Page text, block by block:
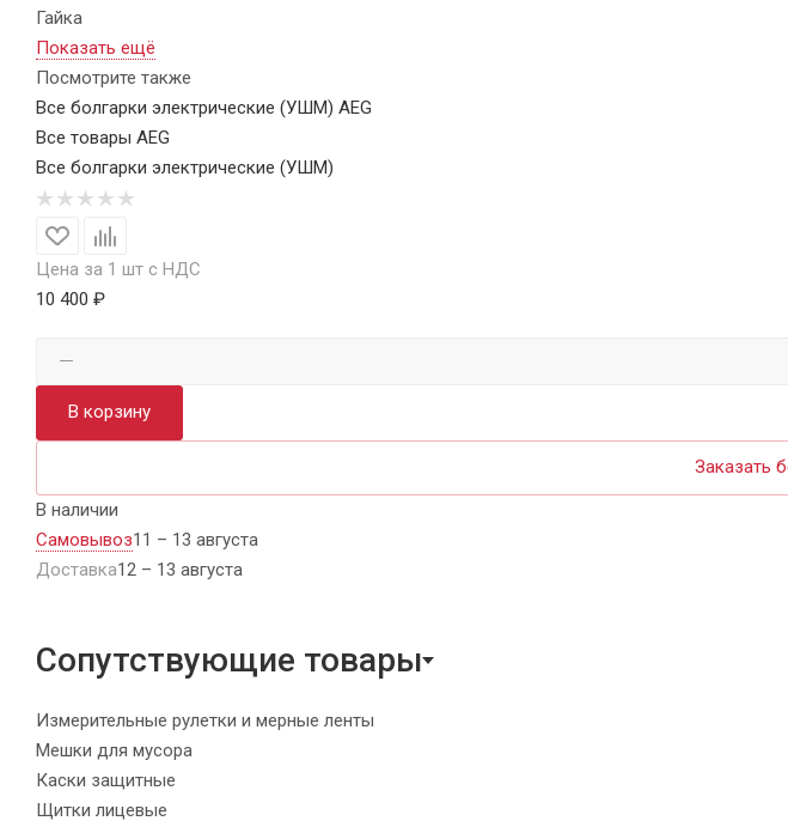
Гайка
Показать ещё
Посмотрите также
Все болгарки электрические (УШМ) AEG
Все товары AEG
Все болгарки электрические (УШМ)
Цена за 1 шт с НДС
10 400 ₽
В корзину
Заказать
В наличии
Самовывоз11 – 13 августа
Доставка12 – 13 августа
Сопутствующие товары
Измерительные рулетки и мерные ленты
Мешки для мусора
Каски защитные
Щитки лицевые